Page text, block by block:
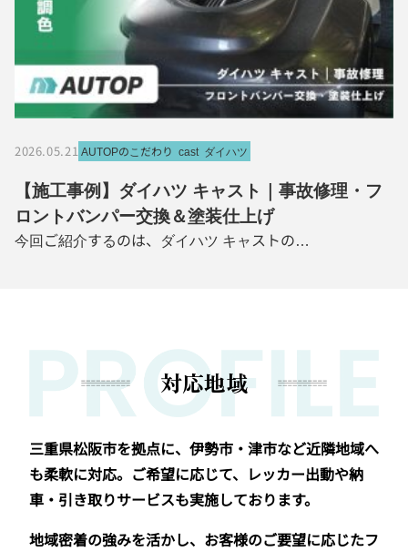
2026.05.21AUTOPのこだわり cast ダイハツ
【施工事例】ダイハツ キャスト｜事故修理・フ
ロントバンパー交換＆塗装仕上げ
今回ご紹介するのは、ダイハツ キャストの…
対応地域
三重県松阪市を拠点に、伊勢市・津市など近隣地域へ
も柔軟に対応。ご希望に応じて、レッカー出動や納
車・引き取りサービスも実施しております。
地域密着の強みを活かし、お客様のご要望に応じたフ